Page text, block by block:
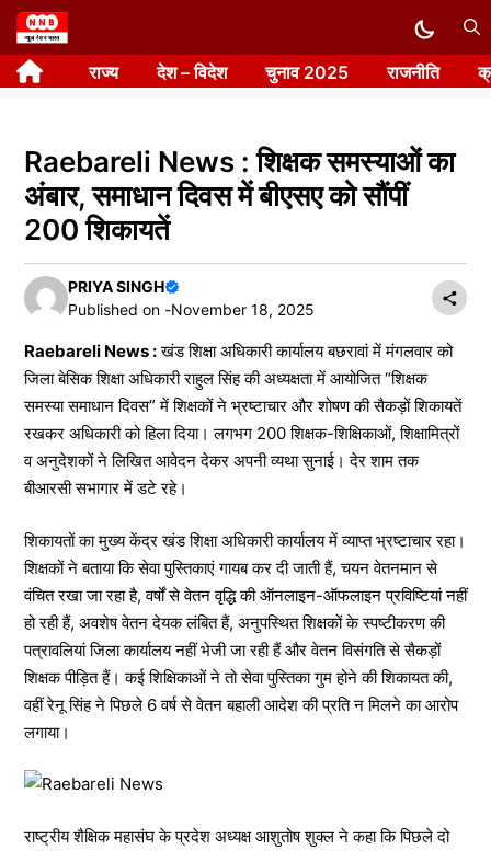
Skip
to
content राज्य देश – विदेश चुनाव 2025 राजनीति
Raebareli News : शिक्षक समस्याओं का
अंबार, समाधान दिवस में बीएसए को सौंपीं
200 शिकायतें
PRIYA SINGH
Published on -November 18, 2025
Raebareli News :खंड शिक्षा अधिकारी कार्यालय बछरावां में मंगलवार को
जिला बेसिक शिक्षा अधिकारी राहुल सिंह की अध्यक्षता में आयोजित “शिक्षक
समस्या समाधान दिवस” में शिक्षकों ने भ्रष्टाचार और शोषण की सैकड़ों शिकायतें
रखकर अधिकारी को हिला दिया। लगभग 200 शिक्षक-शिक्षिकाओं, शिक्षामित्रों
व अनुदेशकों ने लिखित आवेदन देकर अपनी व्यथा सुनाई। देर शाम तक
बीआरसी सभागार में डटे रहे।
शिकायतों का मुख्य केंद्र खंड शिक्षा अधिकारी कार्यालय में व्याप्त भ्रष्टाचार रहा।
शिक्षकों ने बताया कि सेवा पुस्तिकाएं गायब कर दी जाती हैं, चयन वेतनमान से
वंचित रखा जा रहा है, वर्षों से वेतन वृद्धि की ऑनलाइन-ऑफलाइन प्रविष्टियां नहीं
हो रही हैं, अवशेष वेतन देयक लंबित हैं, अनुपस्थित शिक्षकों के स्पष्टीकरण की
पत्रावलियां जिला कार्यालय नहीं भेजी जा रही हैं और वेतन विसंगति से सैकड़ों
शिक्षक पीड़ित हैं। कई शिक्षिकाओं ने तो सेवा पुस्तिका गुम होने की शिकायत की,
वहीं रेनू सिंह ने पिछले 6 वर्ष से वेतन बहाली आदेश की प्रति न मिलने का आरोप
लगाया।
राष्ट्रीय शैक्षिक महासंघ के प्रदेश अध्यक्ष आशुतोष शुक्ल ने कहा कि पिछले दो